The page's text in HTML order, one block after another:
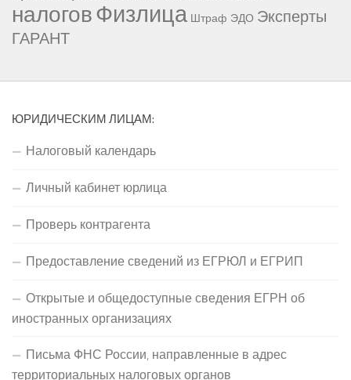
налоговФизлица Штраф ЭДО Эксперты
ГАРАНТ
ЮРИДИЧЕСКИМ ЛИЦАМ:
Налоговый календарь
Личный кабинет юрлица
Проверь контрагента
Предоставление сведений из ЕГРЮЛ и ЕГРИП
Открытые и общедоступные сведения ЕГРН об
иностранных организациях
Письма ФНС России, направленные в адрес
территориальных налоговых органов